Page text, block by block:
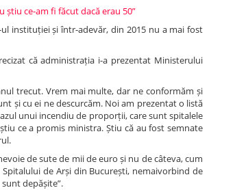
ce-am fi făcut dacă erau 50”
instituției și într-adevăr, din 2015 nu a mai fost
că administrația i-a prezentat Ministerului
trecut. Vrem mai multe, dar ne conformăm și
și cu ei ne descurcăm. Noi am prezentat o listă
unui incendiu de proporții, care sunt spitalele
ce a promis ministra. Știu că au fost semnate
de sute de mii de euro și nu de câteva, cum
de Arși din București, nemaivorbind de
depășite”.